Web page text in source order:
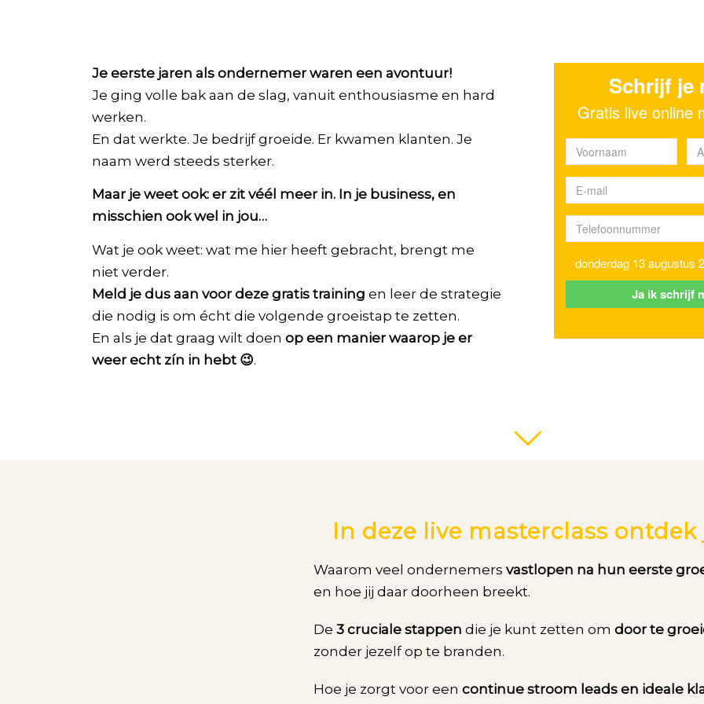
Je eerste jaren als ondernemer waren een avontuur!
Je ging volle bak aan de slag, vanuit enthousiasme en hard
werken.
En dat werkte. Je bedrijf groeide. Er kwamen klanten. Je
naam werd steeds sterker.
Maar je weet ook: er zit véél meer in. In je business, en
misschien ook wel in jou…
Wat je ook weet: wat me hier heeft gebracht, brengt me
niet verder.
Meld je dus aan voor deze gratis training en leer de strategie
die nodig is om écht die volgende groeistap te zetten.
En als je dat graag wilt doenop een manier waarop je er
weer echt zín in hebt 😉.
In deze live masterclass ontdek
Waarom veel ondernemersvastlopen na hun eerste
en hoe jij daar doorheen breekt.
De 3 cruciale stappen die je kunt zetten omdoor te
zonder jezelf op te branden.
Hoe je zorgt voor eencontinue stroom leads en ideale